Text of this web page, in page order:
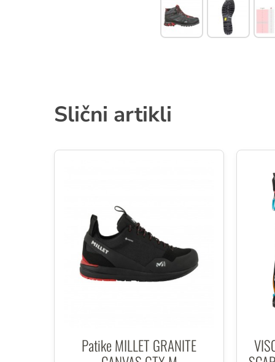
Slični artikli
Patike MILLET GRANITE